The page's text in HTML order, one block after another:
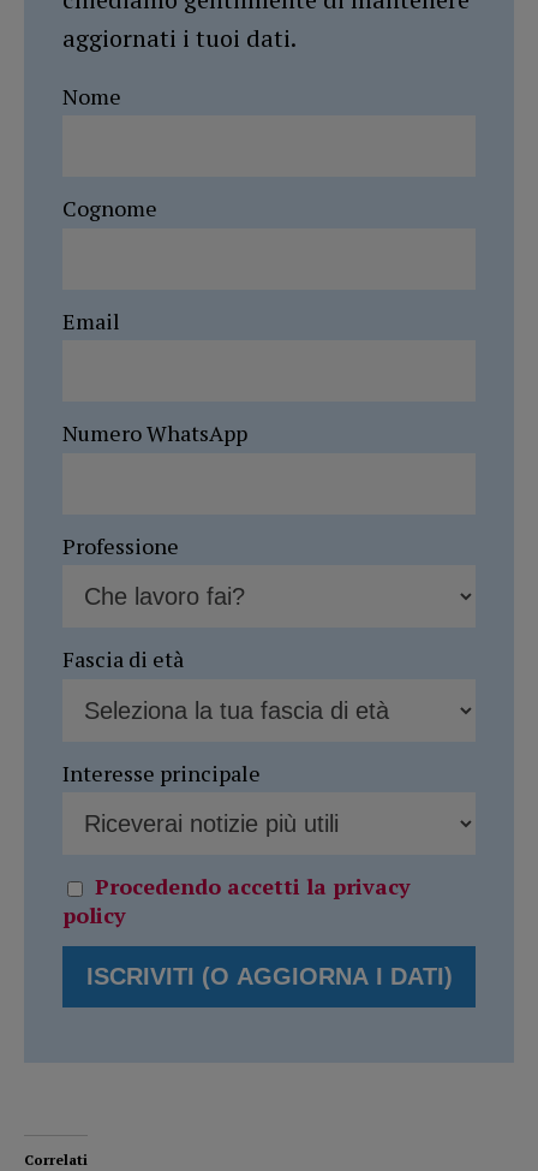
aggiornati i tuoi dati.
Nome
Cognome
Email
Numero WhatsApp
Professione
Fascia di età
Interesse principale
Procedendo accetti la privacy
policy
Correlati